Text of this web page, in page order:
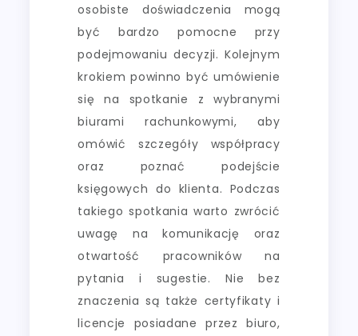
osobiste doświadczenia mogą
być bardzo pomocne przy
podejmowaniu decyzji. Kolejnym
krokiem powinno być umówienie
się na spotkanie z wybranymi
biurami rachunkowymi, aby
omówić szczegóły współpracy
oraz poznać podejście
księgowych do klienta. Podczas
takiego spotkania warto zwrócić
uwagę na komunikację oraz
otwartość pracowników na
pytania i sugestie. Nie bez
znaczenia są także certyfikaty i
licencje posiadane przez biuro,